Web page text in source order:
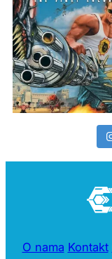
O nama Kontakt